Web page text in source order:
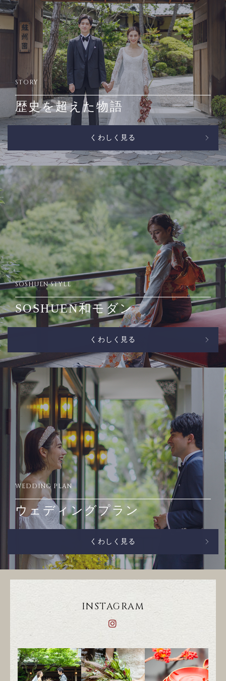
STORY
歴史を超えた物語
くわしく見る
SOSHUEN STYLE
SOSHUEN和モダン
くわしく見る
WEDDING PLAN
ウェディングプラン
くわしく見る
INSTAGRAM